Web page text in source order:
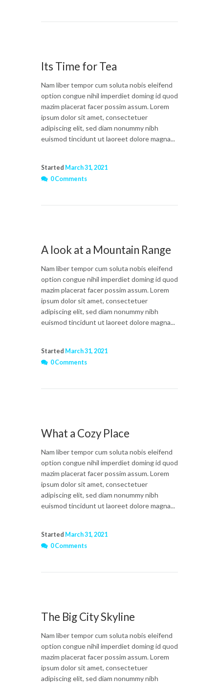
Its Time for Tea
Nam liber tempor cum soluta nobis eleifend
option congue nihil imperdiet doming id quod
mazim placerat facer possim assum. Lorem
ipsum dolor sit amet, consectetuer
adipiscing elit, sed diam nonummy nibh
euismod tincidunt ut laoreet dolore magna...
Started March 31, 2021
0 Comments
A look at a Mountain Range
Nam liber tempor cum soluta nobis eleifend
option congue nihil imperdiet doming id quod
mazim placerat facer possim assum. Lorem
ipsum dolor sit amet, consectetuer
adipiscing elit, sed diam nonummy nibh
euismod tincidunt ut laoreet dolore magna...
Started March 31, 2021
0 Comments
What a Cozy Place
Nam liber tempor cum soluta nobis eleifend
option congue nihil imperdiet doming id quod
mazim placerat facer possim assum. Lorem
ipsum dolor sit amet, consectetuer
adipiscing elit, sed diam nonummy nibh
euismod tincidunt ut laoreet dolore magna...
Started March 31, 2021
0 Comments
The Big City Skyline
Nam liber tempor cum soluta nobis eleifend
option congue nihil imperdiet doming id quod
mazim placerat facer possim assum. Lorem
ipsum dolor sit amet, consectetuer
adipiscing elit, sed diam nonummy nibh